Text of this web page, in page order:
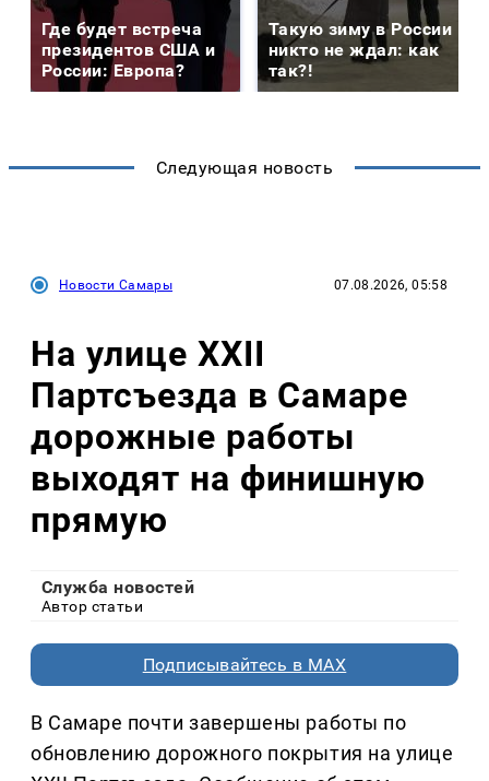
Где будет встреча
президентов США и
России: Европа?
Такую зиму в России
никто не ждал: как
так?!
Следующая новость
Новости Самары 07.08.2026, 05:58
На улице XXII
Партсъезда в Самаре
дорожные работы
выходят на финишную
прямую
Служба новостей
Автор статьи
Подписывайтесь в MAX
В Самаре почти завершены работы по
обновлению дорожного покрытия на улице